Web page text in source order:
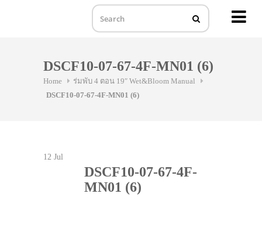
DSCF10-07-67-4F-MN01 (6)
Home
ร่มพับ 4 ตอน 19″ Wet&Bloom Manual
DSCF10-07-67-4F-MN01 (6)
12 Jul
DSCF10-07-67-4F-
MN01 (6)